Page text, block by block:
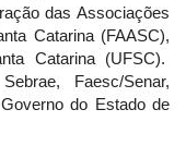
das Associações
Catarina (FAASC),
Catarina (UFSC).
Faesc/Senar,
do Estado de